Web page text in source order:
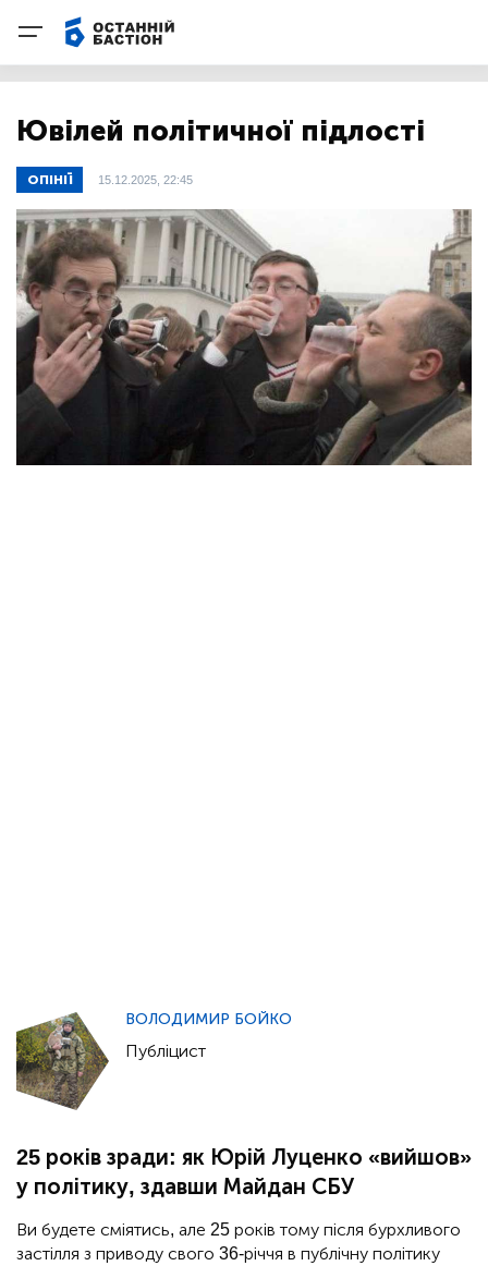
Ювілей політичної підлості
ОПІНІЇ 15.12.2025, 22:45
25 років зради: як Юрій Луценко «вийшов»
у політику, здавши Майдан СБУ
ВОЛОДИМИР БОЙКО
Публіцист
Ви будете сміятись, але 25 років тому після бурхливого
застілля з приводу свого 36-річчя в публічну політику